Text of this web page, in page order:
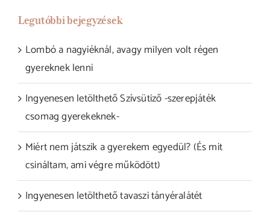
Legutóbbi bejegyzések
Lombó a nagyiéknál, avagy milyen volt régen
gyereknek lenni
Ingyenesen letölthető Szívsütiző -szerepjáték
csomag gyerekeknek-
Miért nem játszik a gyerekem egyedül? (És mit
csináltam, ami végre működött)
Ingyenesen letölthető tavaszi tányéralátét